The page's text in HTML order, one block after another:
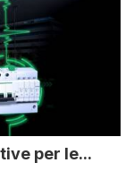
per le...